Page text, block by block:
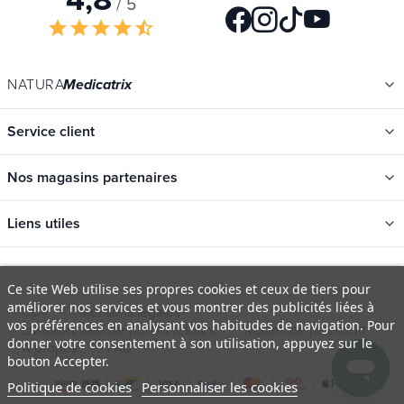
starstarstarstarstar_half
NATURAMedicatrix
Service client
Nos magasins partenaires
Liens utiles
Catégories
Nouveautés
Promotions
Catalogues
Nos marques
CGV
Mentions légales
Livraison, frais de port et retours
Modes de paiement
À propos
FAQ
Ce site Web utilise ses propres cookies et ceux de tiers pour
améliorer nos services et vous montrer des publicités liées à
vos préférences en analysant vos habitudes de navigation. Pour
donner votre consentement à son utilisation, appuyez sur le
bouton Accepter.
Politique de cookies Personnaliser les cookies